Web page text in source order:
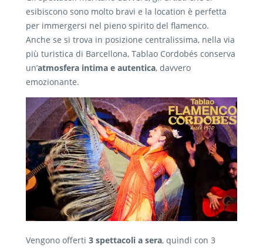
esibiscono sono molto bravi e la location è perfetta
per immergersi nel pieno spirito del flamenco.
Anche se si trova in posizione centralissima, nella via
più turistica di Barcellona, Tablao Cordobés conserva
un’atmosfera intima e autentica, davvero
emozionante.
Vengono offerti 3 spettacoli a sera, quindi con 3